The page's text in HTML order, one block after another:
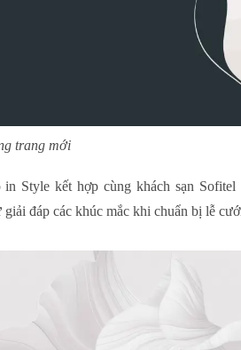
trang mới
Style kết hợp cùng khách sạn Sofitel
đáp các khúc mắc khi chuẩn bị lễ